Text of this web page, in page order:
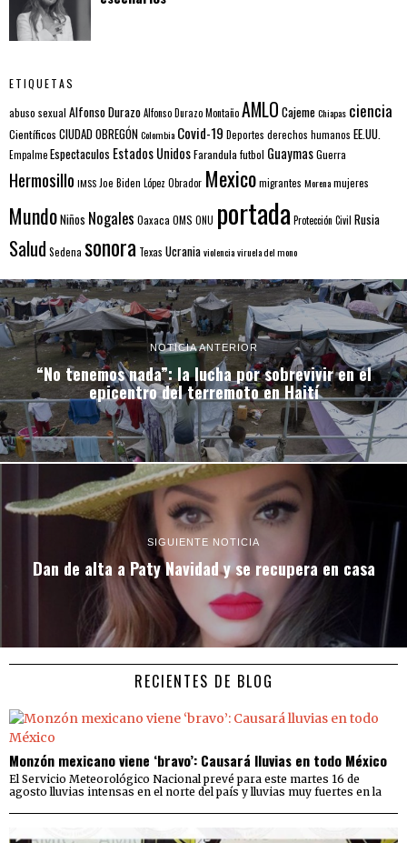
ETIQUETAS
abuso sexual Alfonso DurazoAlfonso Durazo MontañoAMLO CajemeChiapas ciencia
Científicos CIUDAD OBREGÓNColombia Covid-19 Deportes derechos humanos EE.UU.
EmpalmeEspectaculos Estados UnidosFarandula futbol GuaymasGuerra
Hermosillo IMSS Joe Biden López Obrador Mexicomigrantes Morenamujeres
MundoNiños Nogales Oaxaca OMS ONU portada Protección Civil Rusia
Salud Sedena sonora Texas Ucraniaviolenciaviruela del mono
NOTICIA ANTERIOR
“No tenemos nada”: la lucha por sobrevivir en el
epicentro del terremoto en Haití
SIGUIENTE NOTICIA
Dan de alta a Paty Navidad y se recupera en casa
RECIENTES DE BLOG
Monzón mexicano viene ‘bravo’: Causará lluvias en todo México
El Servicio Meteorológico Nacional prevé para este martes 16 de
agosto lluvias intensas en el norte del país y lluvias muy fuertes en la